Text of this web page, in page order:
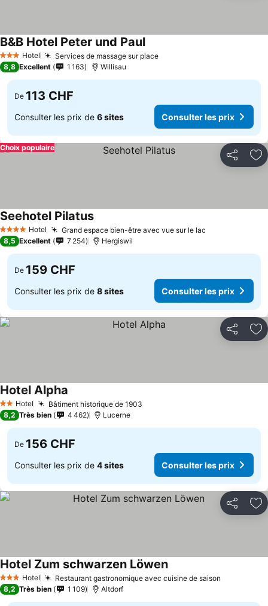
3 ÉtoilesHotel Services de massage sur place
B&B Hotel Peter und Paul
8,8 Excellent 1 163 Willisau
De 113 CHF
Consulter les prix de 6 sites Consulter les prix
Partager
Choix populaire
4 Étoiles Hotel Grand espace bien-être avec vue sur le lac
Seehotel Pilatus
8,5 Excellent 7 254 Hergiswil
De 159 CHF
Consulter les prix de 8 sites Consulter les prix
Partager
2 Étoiles
Hotel Bâtiment historique de 1903
Hotel Alpha
8,2 Très bien 4 462 Lucerne
De 156 CHF
Consulter les prix de 4 sites Consulter les prix
Partager
3 ÉtoilesHotel Restaurant gastronomique avec cuisine de saison
Hotel Zum schwarzen Löwen
8,2 Très bien 1 109 Altdorf